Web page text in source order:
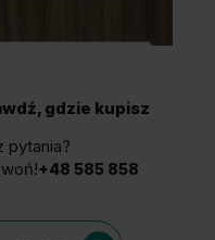
gdzie kupisz
pytania?
+48 585 858